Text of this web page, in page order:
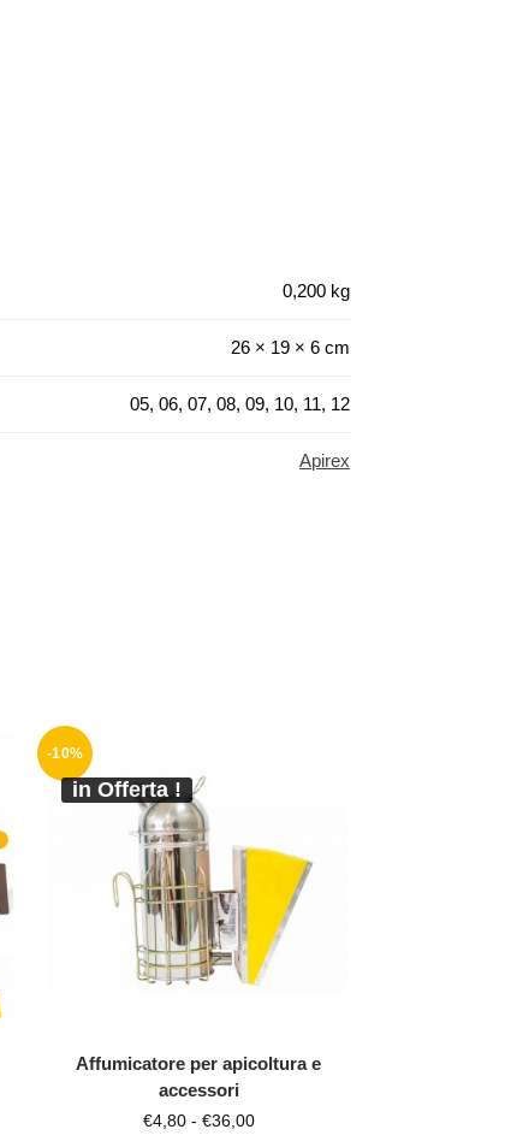
0,200 kg
26 × 19 × 6 cm
05, 06, 07, 08, 09, 10, 11, 12
Apirex
-10%
in Offerta !
Affumicatore per apicoltura e
accessori
€4,80 - €36,00